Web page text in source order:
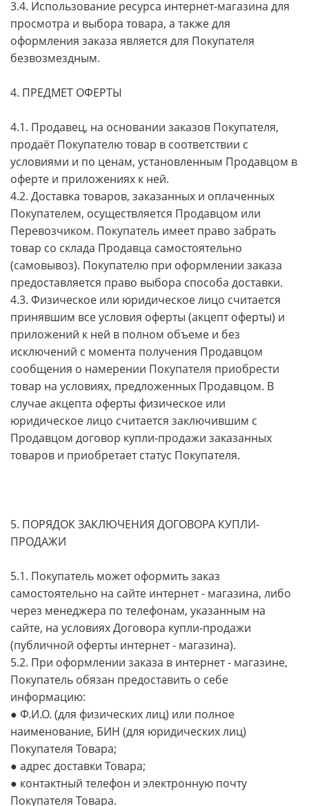
3.4. Использование ресурса интернет-магазина для
просмотра и выбора товара, а также для
оформления заказа является для Покупателя
безвозмездным.
4. ПРЕДМЕТ ОФЕРТЫ
4.1. Продавец, на основании заказов Покупателя,
продаёт Покупателю товар в соответствии с
условиями и по ценам, установленным Продавцом в
оферте и приложениях к ней.
4.2. Доставка товаров, заказанных и оплаченных
Покупателем, осуществляется Продавцом или
Перевозчиком. Покупатель имеет право забрать
товар со склада Продавца самостоятельно
(самовывоз). Покупателю при оформлении заказа
предоставляется право выбора способа доставки.
4.3. Физическое или юридическое лицо считается
принявшим все условия оферты (акцепт оферты) и
приложений к ней в полном объеме и без
исключений с момента получения Продавцом
сообщения о намерении Покупателя приобрести
товар на условиях, предложенных Продавцом. В
случае акцепта оферты физическое или
юридическое лицо считается заключившим с
Продавцом договор купли-продажи заказанных
товаров и приобретает статус Покупателя.
5. ПОРЯДОК ЗАКЛЮЧЕНИЯ ДОГОВОРА КУПЛИ-
ПРОДАЖИ
5.1. Покупатель может оформить заказ
самостоятельно на сайте интернет - магазина, либо
через менеджера по телефонам, указанным на
сайте, на условиях Договора купли-продажи
(публичной оферты интернет - магазина).
5.2. При оформлении заказа в интернет - магазине,
Покупатель обязан предоставить о себе
информацию:
● Ф.И.О. (для физических лиц) или полное
наименование, БИН (для юридических лиц)
Покупателя Товара;
● адрес доставки Товара;
● контактный телефон и электронную почту
Покупателя Товара.